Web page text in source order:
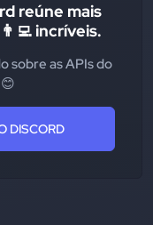
reúne mais
incríveis.
sobre as APIs do
DISCORD